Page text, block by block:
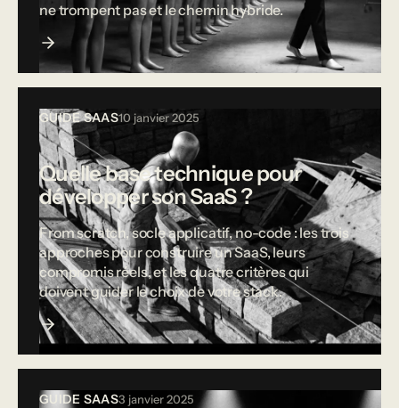
ne trompent pas et le chemin hybride.
GUIDE SAAS10 janvier 2025
Quelle base technique pour
développer son SaaS ?
From scratch, socle applicatif, no-code : les trois
approches pour construire un SaaS, leurs
compromis réels, et les quatre critères qui
doivent guider le choix de votre stack.
GUIDE SAAS3 janvier 2025